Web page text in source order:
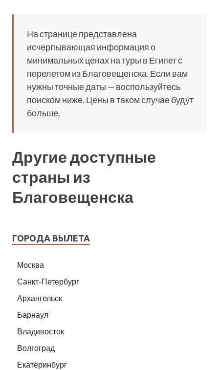
На странице представлена
исчерпывающая информация о
минимальных ценах на туры в Египет с
перелетом из Благовещенска. Если вам
нужны точные даты — воспользуйтесь
поиском ниже. Цены в таком случае будут
больше.
Другие доступные
страны из
Благовещенска
ГОРОДА ВЫЛЕТА
Москва
Санкт-Петербург
Архангельск
Барнаул
Владивосток
Волгоград
Екатеринбург